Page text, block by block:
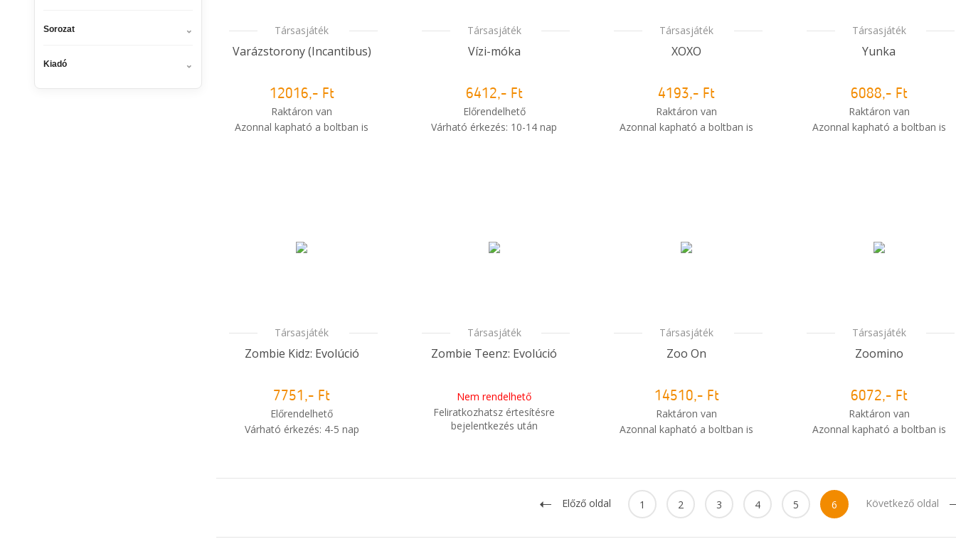
Sorozat
Kiadó
Társasjáték
Varázstorony (Incantibus)
12016,- Ft
Raktáron van
Azonnal kapható a boltban is
Társasjáték
Vízi-móka
6412,- Ft
Előrendelhető
Várható érkezés: 10-14 nap
Társasjáték
XOXO
4193,- Ft
Raktáron van
Azonnal kapható a boltban is
Társasjáték
Yunka
6088,- Ft
Raktáron van
Azonnal kapható a boltban is
Társasjáték
Zombie Kidz: Evolúció
7751,- Ft
Előrendelhető
Várható érkezés: 4-5 nap
rendelésem?
Társasjáték
Zombie Teenz: Evolúció
Nem rendelhető
Feliratkozhatsz értesítésre
bejelentkezés után
Társasjáték
Zoo On
14510,- Ft
Raktáron van
Azonnal kapható a boltban is
rendelésem?
Társasjáték
Zoomino
6072,- Ft
Raktáron van
Azonnal kapható a boltban is
rendelésem?
Előző oldal 1 2 3 4 5 6 Következő oldal